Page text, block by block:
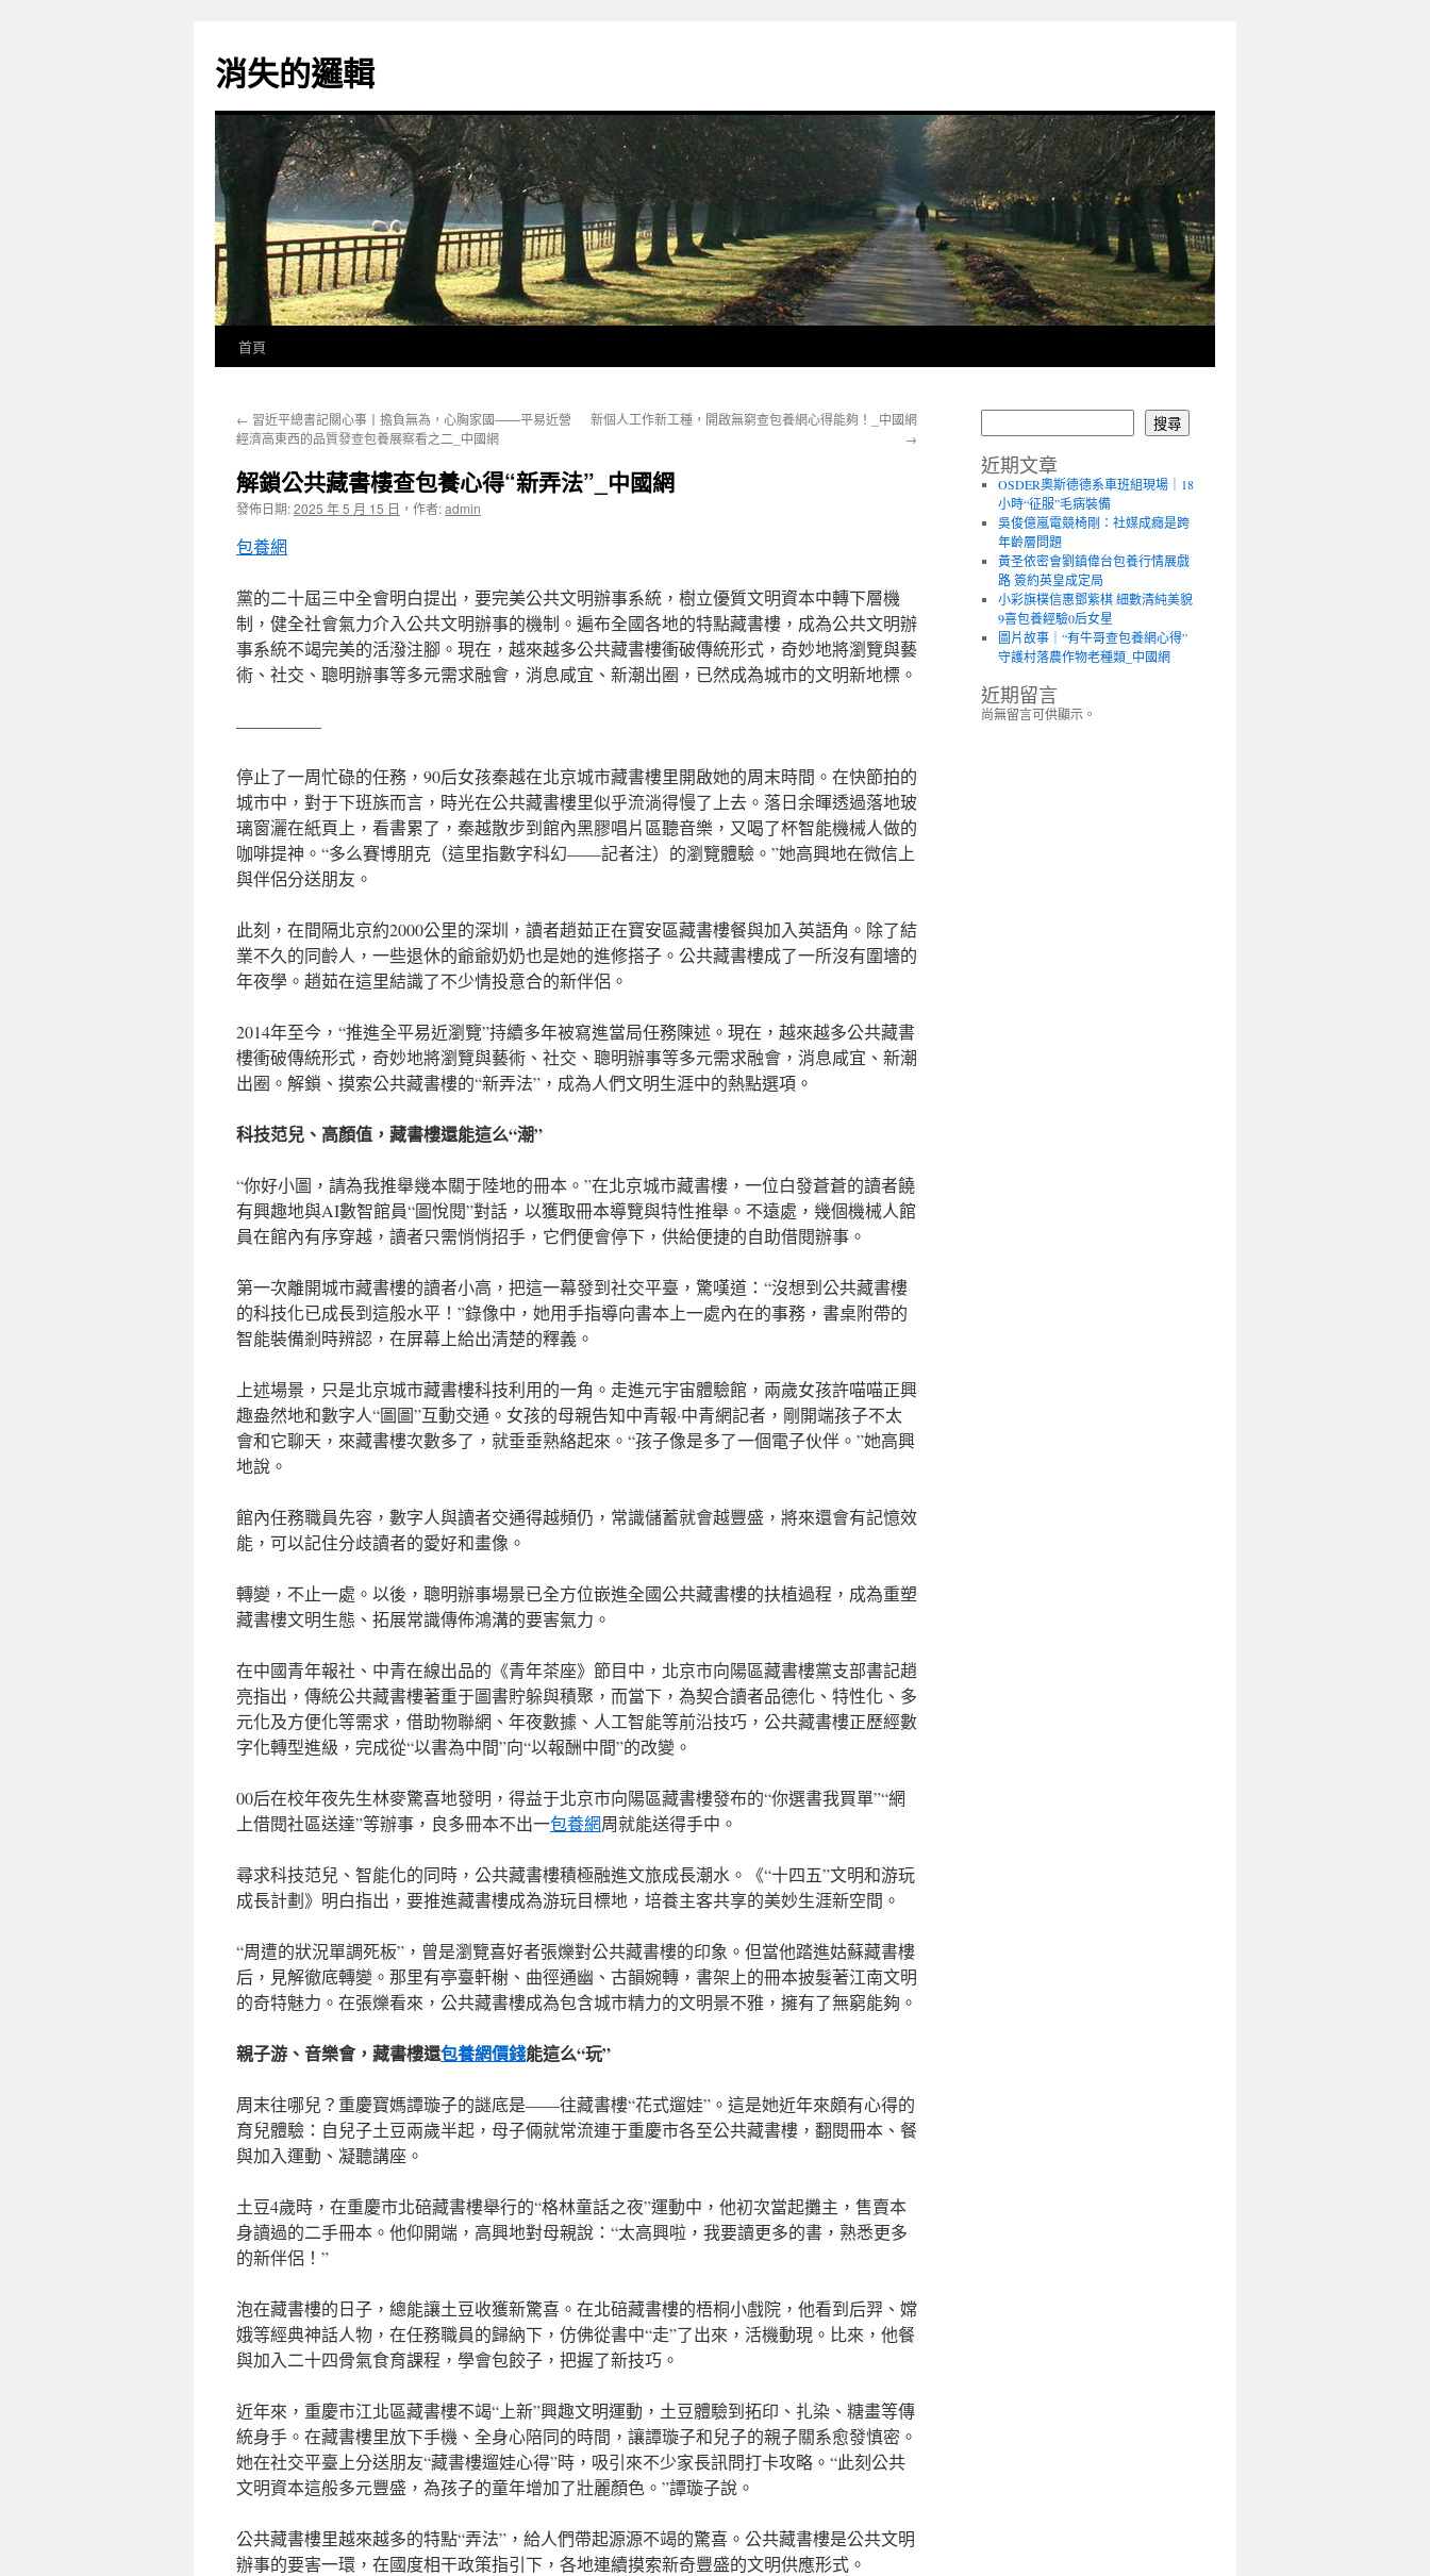
主
要
消失的邏輯
首頁
← 習近平總書記關心事丨擔負無為，心胸家國——平易近營
經濟高東西的品質發查包養展察看之二_中國網
新個人工作新工種，開啟無窮查包養網心得能夠！_中國網
→
解鎖公共藏書樓查包養心得“新弄法”_中國網
發佈日期:2025 年 5 月 15 日 ， 作者:admin
包養網
黨的二十屆三中全會明白提出，要完美公共文明辦事系統，樹立優質文明資本中轉下層機
制，健全社會氣力介入公共文明辦事的機制。遍布全國各地的特點藏書樓，成為公共文明辦
事系統不竭完美的活潑注腳。現在，越來越多公共藏書樓衝破傳統形式，奇妙地將瀏覽與藝
術、社交、聰明辦事等多元需求融會，消息咸宜、新潮出圈，已然成為城市的文明新地標。
—————
停止了一周忙碌的任務，90后女孩秦越在北京城市藏書樓里開啟她的周末時間。在快節拍的
城市中，對于下班族而言，時光在公共藏書樓里似乎流淌得慢了上去。落日余暉透過落地玻
璃窗灑在紙頁上，看書累了，秦越散步到館內黑膠唱片區聽音樂，又喝了杯智能機械人做的
咖啡提神。“多么賽博朋克（這里指數字科幻——記者注）的瀏覽體驗。”她高興地在微信上
與伴侶分送朋友。
此刻，在間隔北京約2000公里的深圳，讀者趙茹正在寶安區藏書樓餐與加入英語角。除了結
業不久的同齡人，一些退休的爺爺奶奶也是她的進修搭子。公共藏書樓成了一所沒有圍墻的
年夜學。趙茹在這里結識了不少情投意合的新伴侶。
2014年至今，“推進全平易近瀏覽”持續多年被寫進當局任務陳述。現在，越來越多公共藏書
樓衝破傳統形式，奇妙地將瀏覽與藝術、社交、聰明辦事等多元需求融會，消息咸宜、新潮
出圈。解鎖、摸索公共藏書樓的“新弄法”，成為人們文明生涯中的熱點選項。
科技范兒、高顏值，藏書樓還能這么“潮”
“你好小圖，請為我推舉幾本關于陸地的冊本。”在北京城市藏書樓，一位白發蒼蒼的讀者饒
有興趣地與AI數智館員“圖悅閱”對話，以獲取冊本導覽與特性推舉。不遠處，幾個機械人館
員在館內有序穿越，讀者只需悄悄招手，它們便會停下，供給便捷的自助借閱辦事。
第一次離開城市藏書樓的讀者小高，把這一幕發到社交平臺，驚嘆道：“沒想到公共藏書樓
的科技化已成長到這般水平！”錄像中，她用手指導向書本上一處內在的事務，書桌附帶的
智能裝備剎時辨認，在屏幕上給出清楚的釋義。
上述場景，只是北京城市藏書樓科技利用的一角。走進元宇宙體驗館，兩歲女孩許喵喵正興
趣盎然地和數字人“圖圖”互動交通。女孩的母親告知中青報·中青網記者，剛開端孩子不太
會和它聊天，來藏書樓次數多了，就垂垂熟絡起來。“孩子像是多了一個電子伙伴。”她高興
地說。
館內任務職員先容，數字人與讀者交通得越頻仍，常識儲蓄就會越豐盛，將來還會有記憶效
能，可以記住分歧讀者的愛好和畫像。
轉變，不止一處。以後，聰明辦事場景已全方位嵌進全國公共藏書樓的扶植過程，成為重塑
藏書樓文明生態、拓展常識傳佈鴻溝的要害氣力。
在中國青年報社、中青在線出品的《青年茶座》節目中，北京市向陽區藏書樓黨支部書記趙
亮指出，傳統公共藏書樓著重于圖書貯躲與積聚，而當下，為契合讀者品德化、特性化、多
元化及方便化等需求，借助物聯網、年夜數據、人工智能等前沿技巧，公共藏書樓正歷經數
字化轉型進級，完成從“以書為中間”向“以報酬中間”的改變。
00后在校年夜先生林麥驚喜地發明，得益于北京市向陽區藏書樓發布的“你選書我買單”“網
上借閱社區送達”等辦事，良多冊本不出一包養網周就能送得手中。
尋求科技范兒、智能化的同時，公共藏書樓積極融進文旅成長潮水。《“十四五”文明和游玩
成長計劃》明白指出，要推進藏書樓成為游玩目標地，培養主客共享的美妙生涯新空間。
“周遭的狀況單調死板”，曾是瀏覽喜好者張爍對公共藏書樓的印象。但當他踏進姑蘇藏書樓
后，見解徹底轉變。那里有亭臺軒榭、曲徑通幽、古韻婉轉，書架上的冊本披髮著江南文明
的奇特魅力。在張爍看來，公共藏書樓成為包含城市精力的文明景不雅，擁有了無窮能夠。
親子游、音樂會，藏書樓還包養網價錢能這么“玩”
周末往哪兒？重慶寶媽譚璇子的謎底是——往藏書樓“花式遛娃”。這是她近年來頗有心得的
育兒體驗：自兒子土豆兩歲半起，母子倆就常流連于重慶市各至公共藏書樓，翻閱冊本、餐
與加入運動、凝聽講座。
土豆4歲時，在重慶市北碚藏書樓舉行的“格林童話之夜”運動中，他初次當起攤主，售賣本
身讀過的二手冊本。他仰開端，高興地對母親說：“太高興啦，我要讀更多的書，熟悉更多
的新伴侶！”
泡在藏書樓的日子，總能讓土豆收獲新驚喜。在北碚藏書樓的梧桐小戲院，他看到后羿、嫦
娥等經典神話人物，在任務職員的歸納下，仿佛從書中“走”了出來，活機動現。比來，他餐
與加入二十四骨氣食育課程，學會包餃子，把握了新技巧。
近年來，重慶市江北區藏書樓不竭“上新”興趣文明運動，土豆體驗到拓印、扎染、糖畫等傳
統身手。在藏書樓里放下手機、全身心陪同的時間，讓譚璇子和兒子的親子關系愈發慎密。
她在社交平臺上分送朋友“藏書樓遛娃心得”時，吸引來不少家長訊問打卡攻略。“此刻公共
文明資本這般多元豐盛，為孩子的童年增加了壯麗顏色。”譚璇子說。
公共藏書樓里越來越多的特點“弄法”，給人們帶起源源不竭的驚喜。公共藏書樓是公共文明
辦事的要害一環，在國度相干政策指引下，各地連續摸索新奇豐盛的文明供應形式。
搜尋
近期文章
OSDER奧斯德德系車班組現場｜18
小時“征服”毛病裝備
吳俊億嵐電競椅剛：社媒成癮是跨
年齡層問題
黃圣依密會劉鎮偉台包養行情展戲
路 簽約英皇成定局
小彩旗樸信惠鄧紫棋 細數清純美貌
9喜包養經驗0后女星
圖片故事｜“有牛哥查包養網心得”
守護村落農作物老種類_中國網
近期留言
尚無留言可供顯示。